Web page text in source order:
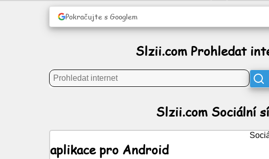
Pokračujte s Googlem
Slzii.com Prohledat
Slzii.com Sociální
aplikace pro Android